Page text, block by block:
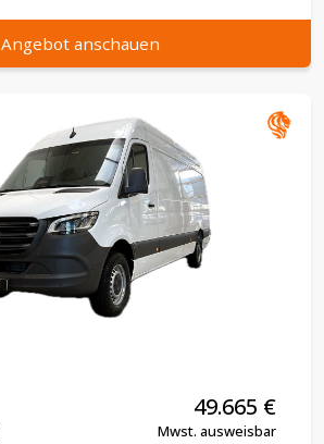
Angebot anschauen
49.665 €
Mwst. ausweisbar